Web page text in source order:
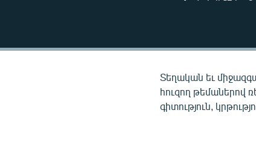
ՍՊՈՐՏ
Տեղական եւ
հուզող թեմաներով
գիտություն,